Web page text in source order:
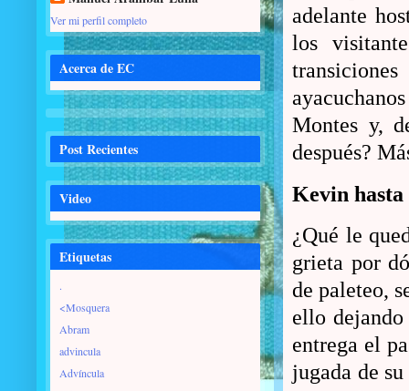
adelante
los
Montes y,
después?
Kevin
¿Qué le
grieta por
de paleteo,
ello
entrega el
jugada de
Ver mi perfil completo
Acerca de EC
Post Recientes
Video
Etiquetas
.
<Mosquera
Abram
advincula
Advíncula